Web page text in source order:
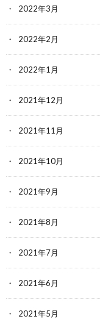
2022年3月
2022年2月
2022年1月
2021年12月
2021年11月
2021年10月
2021年9月
2021年8月
2021年7月
2021年6月
2021年5月